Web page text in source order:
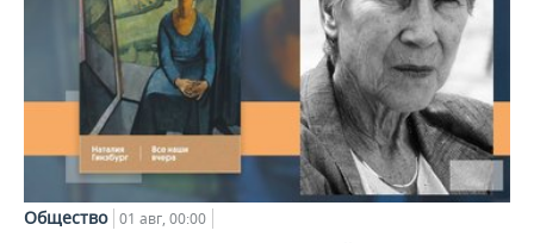
Общество 01 авг, 00:00